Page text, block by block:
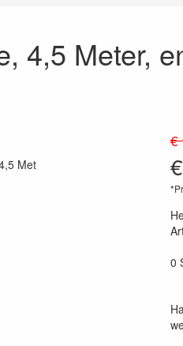
4,5 Meter,
€
€
0